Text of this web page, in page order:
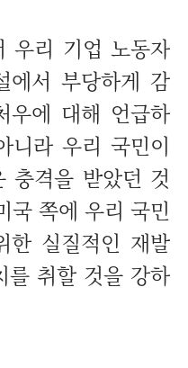
우리 기업 노동자
에서 부당하게 감
우에 대해 언급하
니라 우리 국민이
충격을 받았던 것
국 쪽에 우리 국민
한 실질적인 재발
를 취할 것을 강하